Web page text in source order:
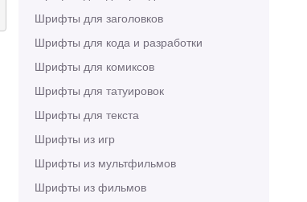
Шрифты для заголовков
Шрифты для кода и разработки
Шрифты для комиксов
Шрифты для татуировок
Шрифты для текста
Шрифты из игр
Шрифты из мультфильмов
Шрифты из фильмов